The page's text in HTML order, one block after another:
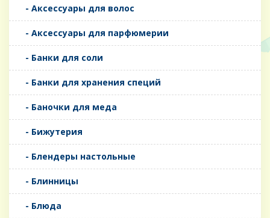
- Аксессуары для волос
- Аксессуары для парфюмерии
- Банки для соли
- Банки для хранения специй
- Баночки для меда
- Бижутерия
- Блендеры настольные
- Блинницы
- Блюда